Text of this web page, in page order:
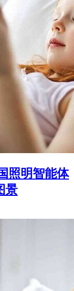
照明智能体
景